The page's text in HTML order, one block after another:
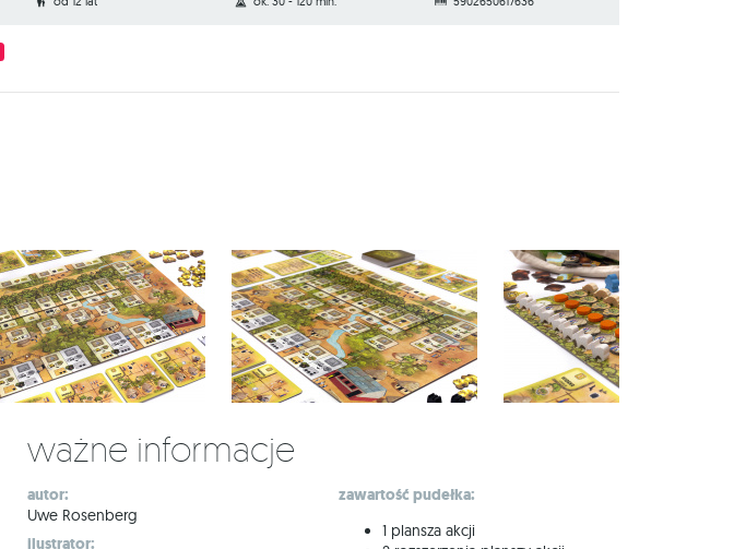
Ważne informacje
autor:
Uwe Rosenberg
ilustrator:
zawartość pudełka:
1 plansza akcji